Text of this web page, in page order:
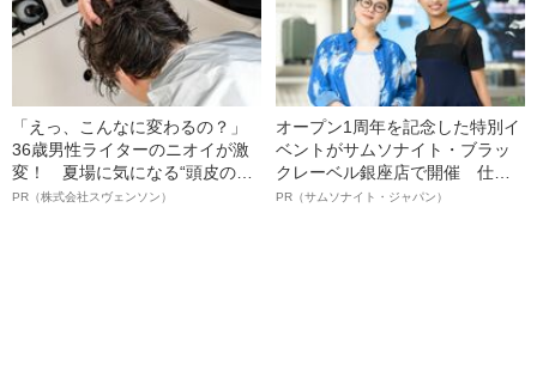
「えっ、こんなに変わるの？」
36歳男性ライターのニオイが激
変！ 夏場に気になる“頭皮のニ
オイ”や“ベタつき”を解消す
PR（株式会社スヴェンソン）
オープン1周年を記念した特別イ
ベントがサムソナイト・ブラッ
クレーベル銀座店で開催 仕事
も人生も自分らしく～笑顔あふ
PR（サムソナイト・ジャパン）